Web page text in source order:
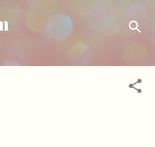
principal